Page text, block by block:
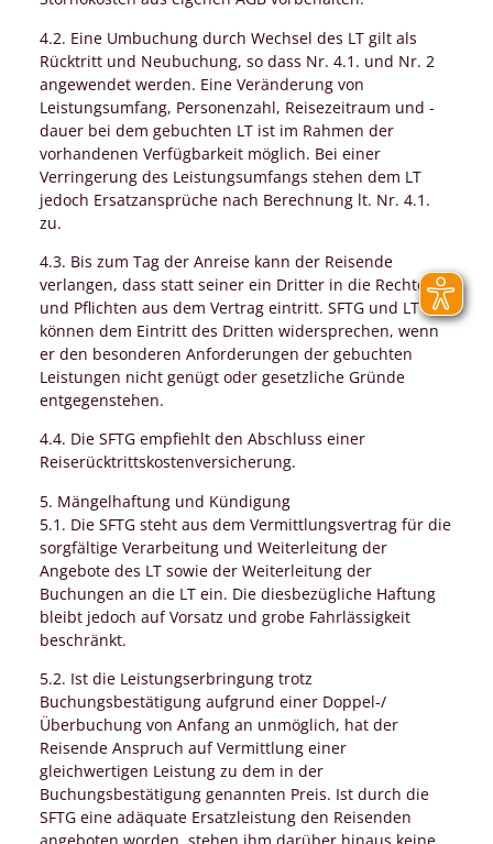
4.2. Eine Umbuchung durch Wechsel des LT gilt als
Rücktritt und Neubuchung, so dass Nr. 4.1. und Nr. 2
angewendet werden. Eine Veränderung von
Leistungsumfang, Personenzahl, Reisezeitraum und -
dauer bei dem gebuchten LT ist im Rahmen der
vorhandenen Verfügbarkeit möglich. Bei einer
Verringerung des Leistungsumfangs stehen dem LT
jedoch Ersatzansprüche nach Berechnung lt. Nr. 4.1.
zu.
4.3. Bis zum Tag der Anreise kann der Reisende
verlangen, dass statt seiner ein Dritter in die Rechte
und Pflichten aus dem Vertrag eintritt. SFTG und LT
können dem Eintritt des Dritten widersprechen, wenn
er den besonderen Anforderungen der gebuchten
Leistungen nicht genügt oder gesetzliche Gründe
entgegenstehen.
4.4. Die SFTG empfiehlt den Abschluss einer
Reiserücktrittskostenversicherung.
5. Mängelhaftung und Kündigung
5.1. Die SFTG steht aus dem Vermittlungsvertrag für die
sorgfältige Verarbeitung und Weiterleitung der
Angebote des LT sowie der Weiterleitung der
Buchungen an die LT ein. Die diesbezügliche Haftung
bleibt jedoch auf Vorsatz und grobe Fahrlässigkeit
beschränkt.
5.2. Ist die Leistungserbringung trotz
Buchungsbestätigung aufgrund einer Doppel-/
Überbuchung von Anfang an unmöglich, hat der
Reisende Anspruch auf Vermittlung einer
gleichwertigen Leistung zu dem in der
Buchungsbestätigung genannten Preis. Ist durch die
SFTG eine adäquate Ersatzleistung den Reisenden